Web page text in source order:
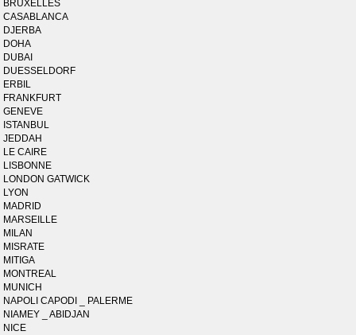
BRUXELLES
CASABLANCA
DJERBA
DOHA
DUBAI
DUESSELDORF
ERBIL
FRANKFURT
GENEVE
ISTANBUL
JEDDAH
LE CAIRE
LISBONNE
LONDON GATWICK
LYON
MADRID
MARSEILLE
MILAN
MISRATE
MITIGA
MONTREAL
MUNICH
NAPOLI CAPODI _ PALERME
NIAMEY _ ABIDJAN
NICE